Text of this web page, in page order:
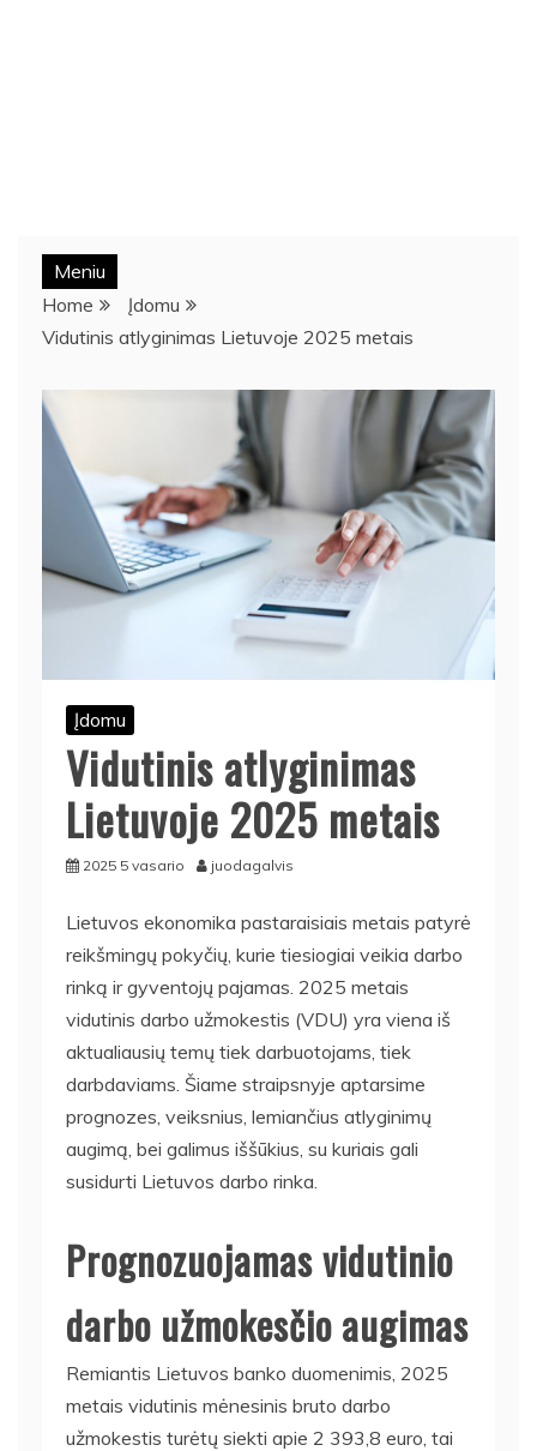
Meniu
Home
Įdomu
Vidutinis atlyginimas Lietuvoje 2025 metais
Įdomu
Vidutinis atlyginimas
Lietuvoje 2025 metais
2025 5 vasario juodagalvis
Lietuvos ekonomika pastaraisiais metais patyrė
reikšmingų pokyčių, kurie tiesiogiai veikia darbo
rinką ir gyventojų pajamas. 2025 metais
vidutinis darbo užmokestis (VDU) yra viena iš
aktualiausių temų tiek darbuotojams, tiek
darbdaviams. Šiame straipsnyje aptarsime
prognozes, veiksnius, lemiančius atlyginimų
augimą, bei galimus iššūkius, su kuriais gali
susidurti Lietuvos darbo rinka.
Prognozuojamas vidutinio
darbo užmokesčio augimas
Remiantis Lietuvos banko duomenimis, 2025
metais vidutinis mėnesinis bruto darbo
užmokestis turėtų siekti apie 2 393,8 euro, tai